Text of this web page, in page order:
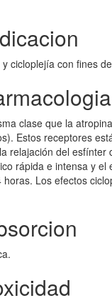
cicloplejía con fines
clase que la
Estos receptores
relajación del
rápida e intensa y
Los efectos